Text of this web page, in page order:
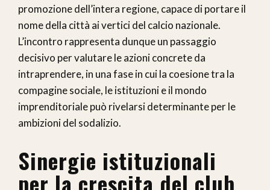
promozione dell’intera regione, capace di portare il
nome della città ai vertici del calcio nazionale.
L’incontro rappresenta dunque un passaggio
decisivo per valutare le azioni concrete da
intraprendere, in una fase in cui la coesione tra la
compagine sociale, le istituzioni e il mondo
imprenditoriale può rivelarsi determinante per le
ambizioni del sodalizio.
Sinergie istituzionali
per la crescita del club